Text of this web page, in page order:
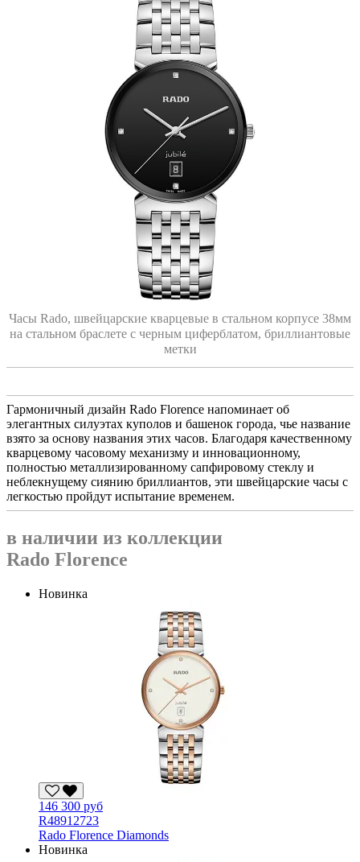
Часы Rado, швейцарские кварцевые в стальном корпусе 38мм
на стальном браслете с черным циферблатом, бриллиантовые
метки
Гармоничный дизайн Rado Florence напоминает об
элегантных силуэтах куполов и башенок города, чье название
взято за основу названия этих часов. Благодаря качественному
кварцевому часовому механизму и инновационному,
полностью металлизированному сапфировому стеклу и
неблекнущему сиянию бриллиантов, эти швейцарские часы с
легкостью пройдут испытание временем.
в наличии из коллекции
Rado Florence
Новинка
146 300 руб
R48912723
Rado Florence Diamonds
Новинка